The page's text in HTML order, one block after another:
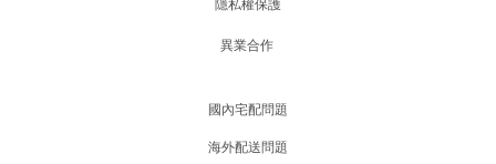
異業合作
國內宅配問題
海外配送問題